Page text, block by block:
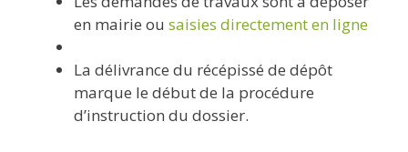
en mairie ou saisies directement en ligne
La délivrance du récépissé de dépôt
marque le début de la procédure
d’instruction du dossier.